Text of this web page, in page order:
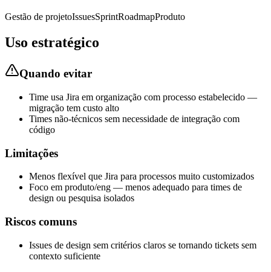
Gestão de projetoIssuesSprintRoadmapProduto
Uso estratégico
Quando evitar
Time usa Jira em organização com processo estabelecido —
migração tem custo alto
Times não-técnicos sem necessidade de integração com
código
Limitações
Menos flexível que Jira para processos muito customizados
Foco em produto/eng — menos adequado para times de
design ou pesquisa isolados
Riscos comuns
Issues de design sem critérios claros se tornando tickets sem
contexto suficiente